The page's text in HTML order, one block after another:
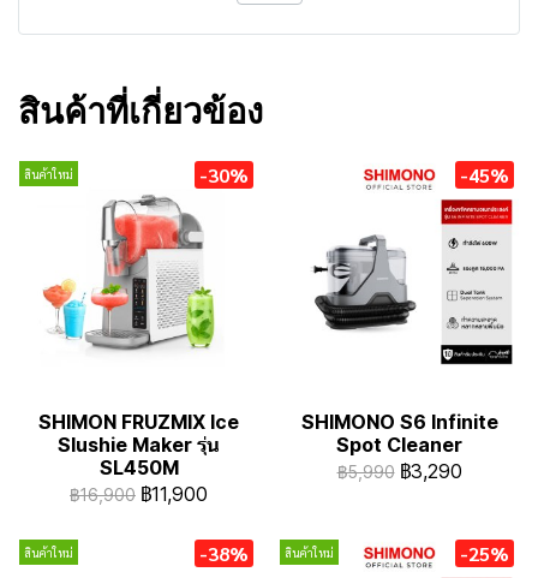
สินค้าที่เกี่ยวข้อง
สินค้าใหม่ -30%
SHIMON FRUZMIX Ice
Slushie Maker รุ่น
SL450M
฿16,900 ฿11,900
-45%
SHIMONO S6 Infinite
Spot Cleaner
฿5,990 ฿3,290
สินค้าใหม่ -38% สินค้าใหม่ -25%